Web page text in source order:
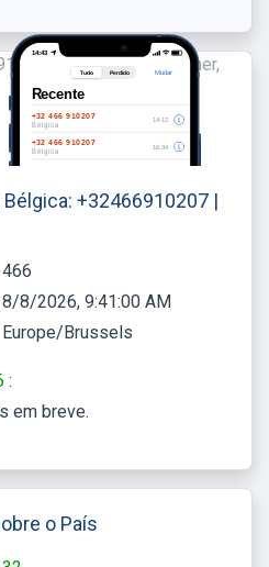
+32466910207 |
466
8/8/2026, 9:41:00 AM
Europe/Brussels
:
em breve
o País